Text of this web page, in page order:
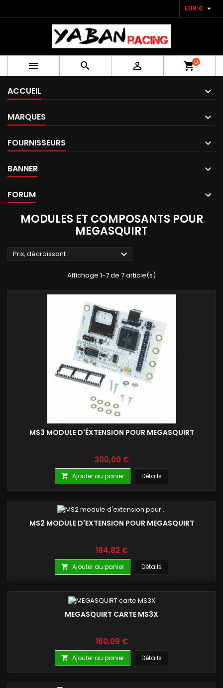
EUR € 
   shopping_cart0
ACCUEIL
MARQUES
FOURNISSEURS
BANNER
FORUM
MODULES ET COMPOSANTS POUR
MEGASQUIRT
Prix, décroissant 
Affichage 1-7 de 7 article(s)
MS3 MODULE D'ÉXTENSION POUR MEGASQUIRT
Prix
300,00 €
 Ajouter au panier Détails
MS2 MODULE D'EXTENSION POUR MEGASQUIRT
Prix
194,82 €
 Ajouter au panier Détails
MEGASQUIRT CARTE MS3X
Prix
160,09 €
 Ajouter au panier Détails